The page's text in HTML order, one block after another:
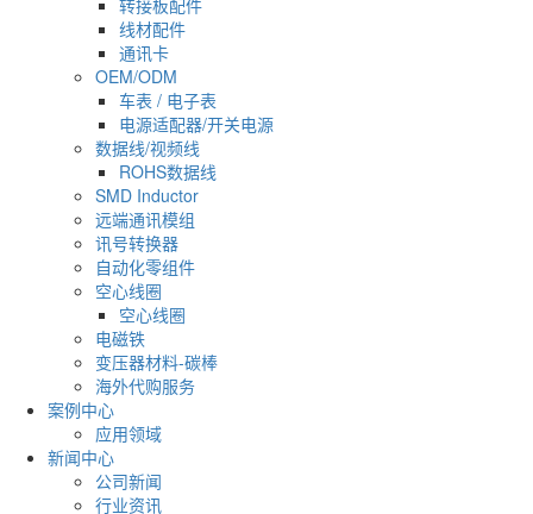
转接板配件
线材配件
通讯卡
OEM/ODM
车表 / 电子表
电源适配器/开关电源
数据线/视频线
ROHS数据线
SMD Inductor
远端通讯模组
讯号转换器
自动化零组件
空心线圈
空心线圈
电磁铁
变压器材料-碳棒
海外代购服务
案例中心
应用领域
新闻中心
公司新闻
行业资讯